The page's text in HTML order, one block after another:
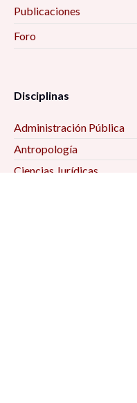
Publicaciones
Foro
Disciplinas
Administración Pública
Antropología
Ciencias Jurídicas